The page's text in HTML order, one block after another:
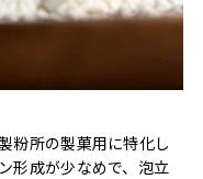
粉所の製菓用に特化し
形成が少なめで、泡立